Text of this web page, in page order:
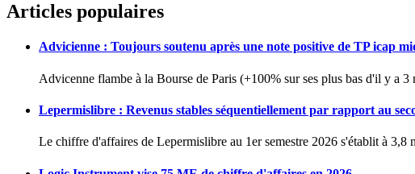
Articles populaires
Advicienne : Toujours soutenu après une note positive de TP icap
Advicenne flambe à la Bourse de Paris (+100% sur ses plus bas d'il y a 3
Lepermislibre : Revenus stables séquentiellement par rapport au
Le chiffre d'affaires de Lepermislibre au 1er semestre 2026 s'établit à